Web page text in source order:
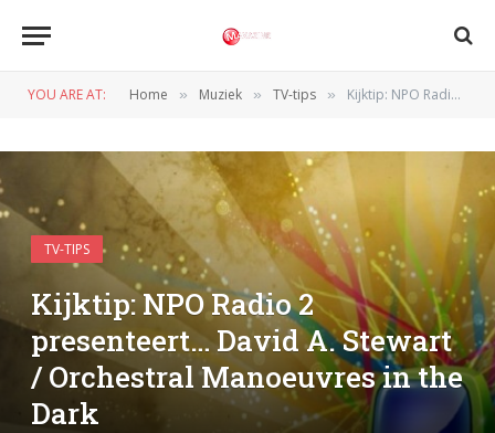
YOU ARE AT: Home » Muziek » TV-tips » Kijktip: NPO Radio 2 presenteert… David A. Stewart / Orchestral Manoeuvres in the Dark
TV-TIPS
Kijktip: NPO Radio 2
presenteert… David A. Stewart
/ Orchestral Manoeuvres in the
Dark